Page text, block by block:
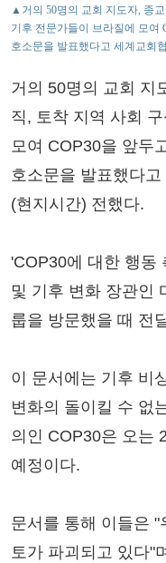
▲거의 50명의 교회 지도자, 종
기후 전문가들이 브라질에 모여
호소문을 발표했다고 세계교회
거의 50명의 교회 지
직, 토착 지역 사회
모여 COP30을 앞두
호소문을 발표했다
(현지시간) 전했다.
'COP30에 대한 행동
및 기후 변화 장관인
룹을 방문했을 때 전
이 문서에는 기후 비
변화의 돌이킬 수 없
의인 COP30은 오는
예정이다.
문서를 통해 이들은
토가 파괴되고 있다"